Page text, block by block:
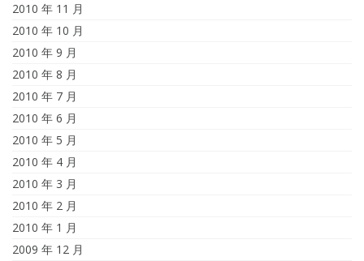
2010 年 11 月
2010 年 10 月
2010 年 9 月
2010 年 8 月
2010 年 7 月
2010 年 6 月
2010 年 5 月
2010 年 4 月
2010 年 3 月
2010 年 2 月
2010 年 1 月
2009 年 12 月